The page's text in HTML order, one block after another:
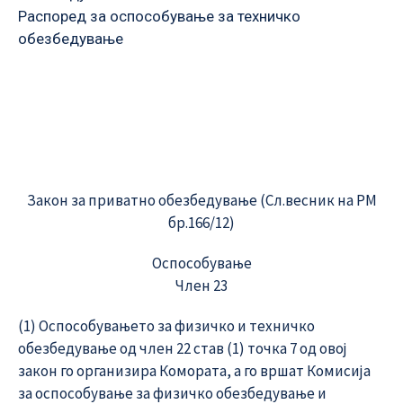
Распоред за оспособување за техничко
обезбедување
Закон за приватно обезбедување (Сл.весник на РМ
бр.166/12)
Оспособување
Член 23
(1) Оспособувањето за физичко и техничко
обезбедување од член 22 став (1) точка 7 од овој
закон го организира Комората, а го вршат Комисија
за оспособување за физичко обезбедување и